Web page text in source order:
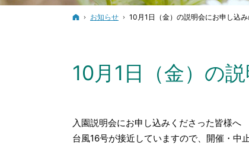
ホーム
お知らせ 10月1日（金）の説明会にお申し込
10月1日（金）の
入園説明会にお申し込みくださった皆様へ
台風16号が接近していますので、開催・中